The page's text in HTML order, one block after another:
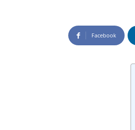
Facebook